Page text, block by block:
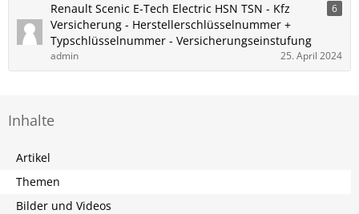
Renault Scenic E-Tech Electric HSN TSN - Kfz
Versicherung - Herstellerschlüsselnummer +
Typschlüsselnummer - Versicherungseinstufung
6
admin 25. April 2024
Inhalte
Artikel
Themen
Bilder und Videos